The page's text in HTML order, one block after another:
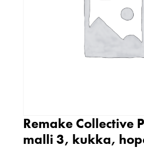
Remake Collective
malli 3, kukka,